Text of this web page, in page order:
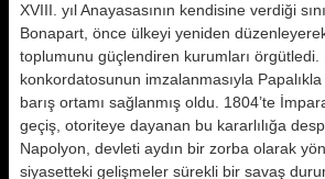
XVIII. yıl Anayasasının kendisine verdiği
Bonapart, önce ülkeyi yeniden
toplumunu güçlendiren kurumları örgütledi.
konkordatosunun imzalanmasıyla
barış ortamı sağlanmış oldu. 1804’te
geçiş, otoriteye dayanan bu kararlılığa
Napolyon, devleti aydın bir zorba olarak
siyasetteki gelişmeler sürekli bir savaş